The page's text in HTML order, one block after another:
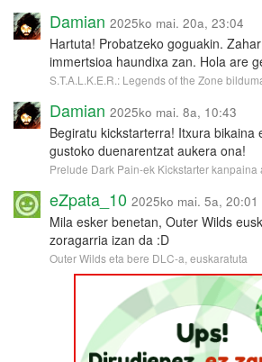
Damian 2025ko mai. 20a, 23:04
Hartuta! Probatzeko goguakin.
immertsioa haundixa zan. Hola are
S.T.A.L.K.E.R.: Legends of the Zone
Damian 2025ko mai. 8a, 10:43
Begiratu kickstarterra! Itxura bikaina
gustoko duenarentzat aukera ona!
Prelude Dark Pain-ek Kickstarter kanpaina
eZpata_10 2025ko mai. 5a, 20:01
Mila esker benetan, Outer Wilds
zoragarria izan da :D
Outer Wilds eta bere DLC-a, euskaratuta